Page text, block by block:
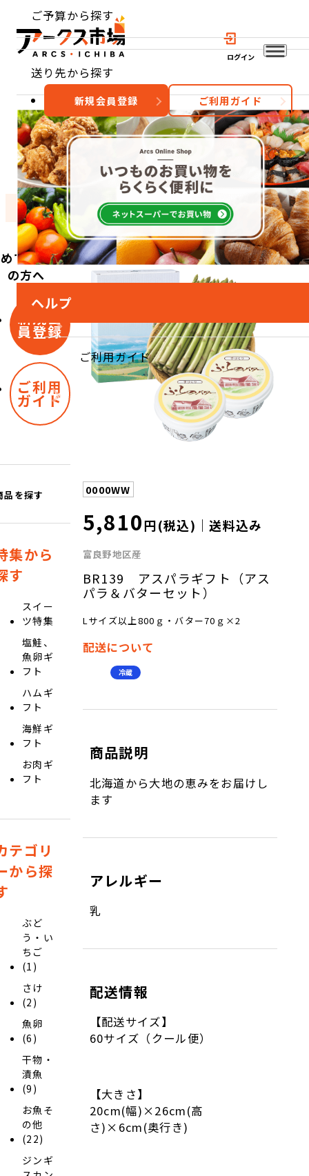
ログイン
ご予算から探す
送り先から探す
ヘルプ
ご利用ガイド
新規会員登録 ご利用ガイド
おすすめ 特集 カテゴリー
てご利用
の方へ
新規会
員登録
ご利用
ガイド
品を探す
集から
す
スイー
ツ特集
塩鮭、
魚卵ギ
フト
ハムギ
フト
海鮮ギ
フト
お肉ギ
フト
テゴリ
から探
ぶど
う・い
ちご
(1)
さけ
(2)
魚卵
(6)
干物・
漬魚
(9)
お魚そ
の他
(22)
ジンギ
0000WW
5,810円(税込)｜送料込み
富良野地区産
BR139 アスパラギフト（アス
パラ＆バターセット）
Lサイズ以上800ｇ・バター70ｇ×2
配送について
冷蔵
商品説明
北海道から大地の恵みをお届けし
ます
アレルギー
乳
配送情報
【配送サイズ】
60サイズ（クール便）
【大きさ】
20cm(幅)×26cm(高
さ)×6cm(奥行き)